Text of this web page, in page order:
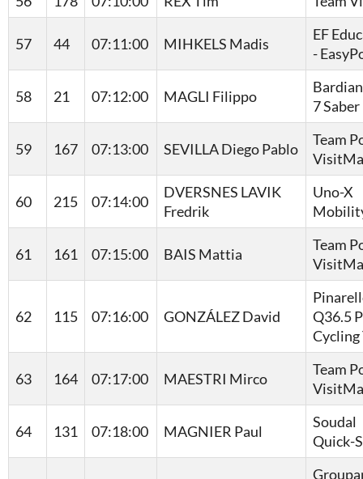
57 44 07:11:00 MIHKELS Madis
EF
-
58 21 07:12:00 MAGLI Filippo
7 Saber
59 167 07:13:00 SEVILLA Diego Pablo
Team
60 215 07:14:00
DVERSNES LAVIK
Fredrik
Uno-X
61 161 07:15:00 BAIS Mattia
Team
62 115 07:16:00 GONZÁLEZ David
Q36.5
Cycling
63 164 07:17:00 MAESTRI Mirco
Team
64 131 07:18:00 MAGNIER Paul
Soudal
Quick-